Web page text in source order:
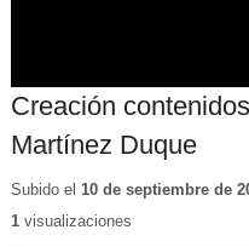
Creación
Martínez Duque
Subido el 10 de septiembre de
1visualizaciones